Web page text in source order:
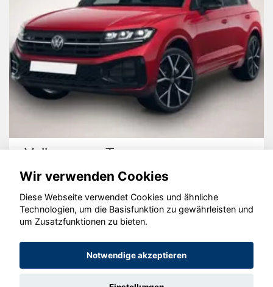
Volkswagen Touareg
© konjunkturmotor.de GmbH 2020 - 2026
Wir verwenden Cookies
Diese Webseite verwendet Cookies und ähnliche
Technologien, um die Basisfunktion zu gewährleisten und
um Zusatzfunktionen zu bieten.
Notwendige akzeptieren